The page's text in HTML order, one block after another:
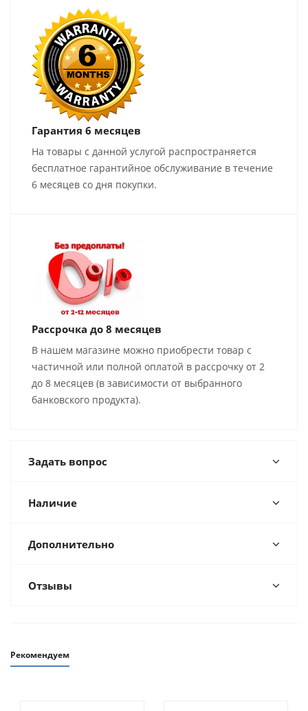
Гарантия 6 месяцев
На товары с данной услугой распространяется
бесплатное гарантийное обслуживание в течение
6 месяцев со дня покупки.
Рассрочка до 8 месяцев
В нашем магазине можно приобрести товар с
частичной или полной оплатой в рассрочку от 2
до 8 месяцев (в зависимости от выбранного
банковского продукта).
Задать вопрос
Наличие
Дополнительно
Отзывы
Рекомендуем